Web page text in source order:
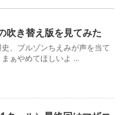
吹き替え版を見てみた
、ブルゾンちえみが声を当て
ぁやめてほしいよ ...